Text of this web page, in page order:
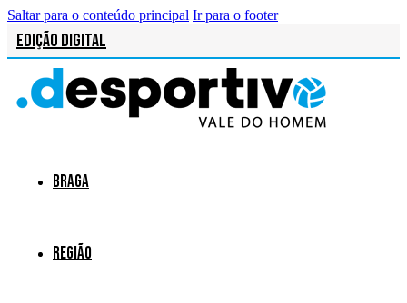
Saltar para o conteúdo principal Ir para o footer
Edição Digital
Braga
Região